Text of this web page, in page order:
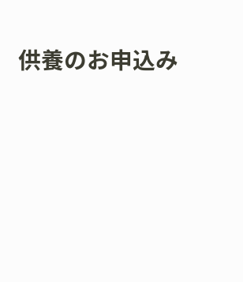
供養のお申込み